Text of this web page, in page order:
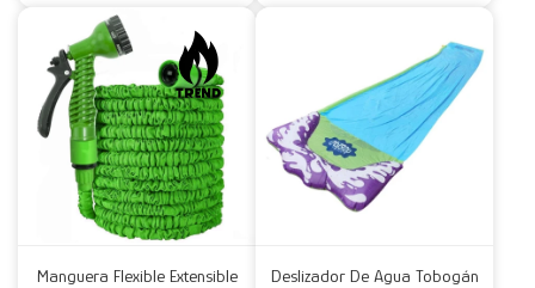
Manguera Flexible Extensible
Deslizador De Agua Tobogán